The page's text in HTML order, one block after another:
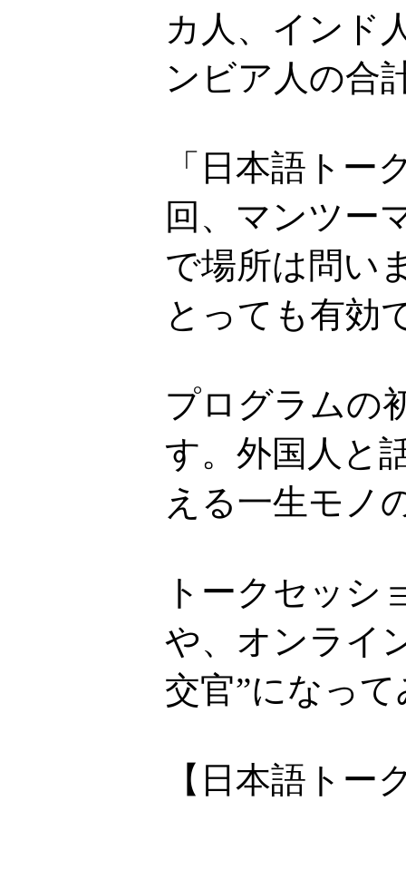
カ人、インド
ンビア人の合
「日本語ト
回、マンツー
で場所は問い
とっても有効
プログラムの
す。外国人と
える一生モノ
トークセッシ
や、オンライ
交官”になっ
【日本語ト